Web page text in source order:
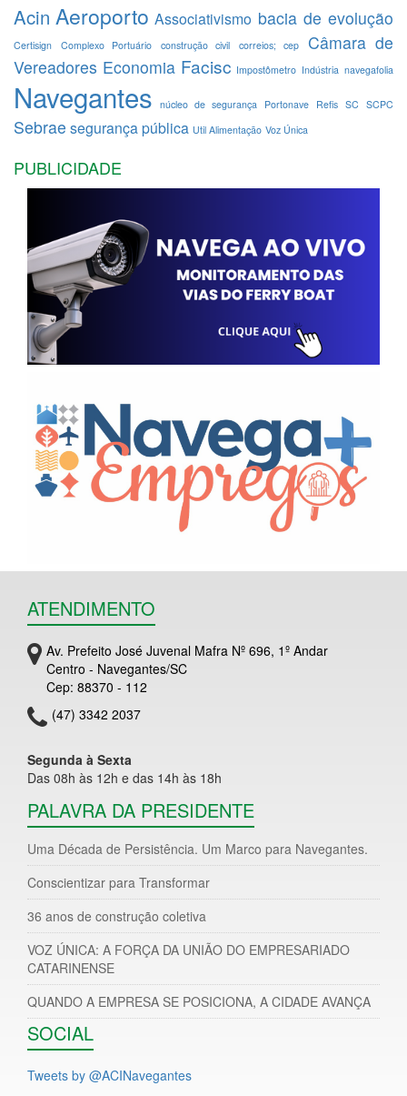
Acin Aeroporto Associativismo bacia de evolução
Certisign Complexo Portuário construção civil correios; cep
Câmara de
Vereadores Economia Facisc Impostômetro Indústria navegafolia
Navegantes núcleo de segurança Portonave Refis SC SCPC
Sebrae segurança pública Util Alimentação Voz Única
PUBLICIDADE
ATENDIMENTO
Av. Prefeito José Juvenal Mafra Nº 696, 1º Andar
Centro - Navegantes/SC
Cep: 88370 - 112
(47) 3342 2037
Segunda à Sexta
Das 08h às 12h e das 14h às 18h
PALAVRA DA PRESIDENTE
Uma Década de Persistência. Um Marco para Navegantes.
Conscientizar para Transformar
36 anos de construção coletiva
VOZ ÚNICA: A FORÇA DA UNIÃO DO EMPRESARIADO
CATARINENSE
QUANDO A EMPRESA SE POSICIONA, A CIDADE AVANÇA
SOCIAL
Tweets by @ACINavegantes